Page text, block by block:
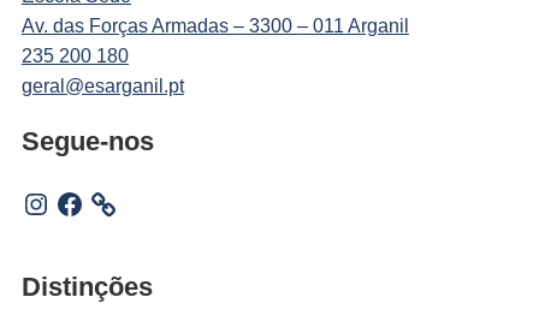
Av. das Forças Armadas – 3300 – 011 Arganil
235 200 180
geral@esarganil.pt
Segue-nos
Instagram
Facebook
Distinções